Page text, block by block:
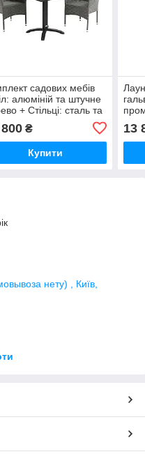
садових мебів
алюміній та штучне
+ Стільці: сталь та
₴
Купити
13
нету) , Київ,